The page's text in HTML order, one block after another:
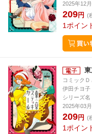
2025年12
209円 (
1 ポイン
コミックＤ
伊田チヨ子
シリーズ名
2025年03
209円 (
1 ポイン